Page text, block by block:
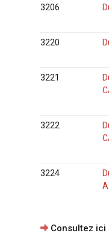
3206
3220
3221
3222
3224
Consultez ici